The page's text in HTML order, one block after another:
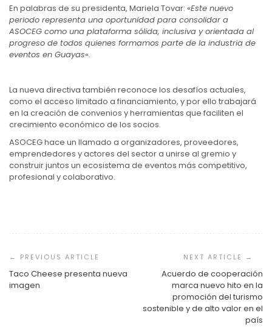
En palabras de su presidenta, Mariela Tovar: «Este nuevo
periodo representa una oportunidad para consolidar a
ASOCEG como una plataforma sólida, inclusiva y orientada al
progreso de todos quienes formamos parte de la industria de
eventos en Guayas«.
La nueva directiva también reconoce los desafíos actuales,
como el acceso limitado a financiamiento, y por ello trabajará
en la creación de convenios y herramientas que faciliten el
crecimiento económico de los socios.
ASOCEG hace un llamado a organizadores, proveedores,
emprendedores y actores del sector a unirse al gremio y
construir juntos un ecosistema de eventos más competitivo,
profesional y colaborativo.
de
entradas
Taco Cheese presenta nueva
imagen
Acuerdo de cooperación
marca nuevo hito en la
promoción del turismo
sostenible y de alto valor en el
país